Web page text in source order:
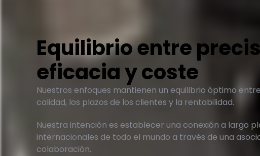
Equilibrio entre
eficacia y coste
Nuestros enfoques mantienen un equilibrio óptimo
calidad, los plazos de los clientes y la rentabilidad.
Nuestra intención es establecer una conexión a largo
internacionales de todo el mundo a través de una
colaboración.